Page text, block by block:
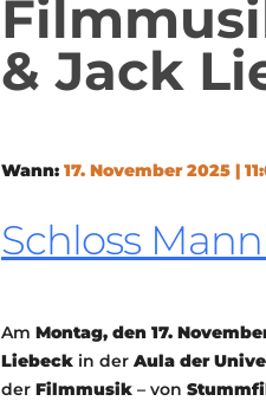
& Jack
Wann: 17. November 2025 |
Schloss
Am Montag, den 17.
Liebeck in der Aula der
der Filmmusik – von